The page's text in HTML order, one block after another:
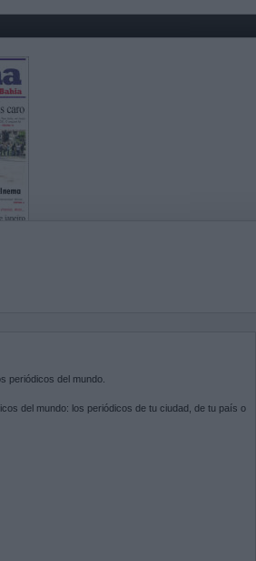
periódicos del mundo.
del mundo: los periódicos de tu ciudad, de tu país o